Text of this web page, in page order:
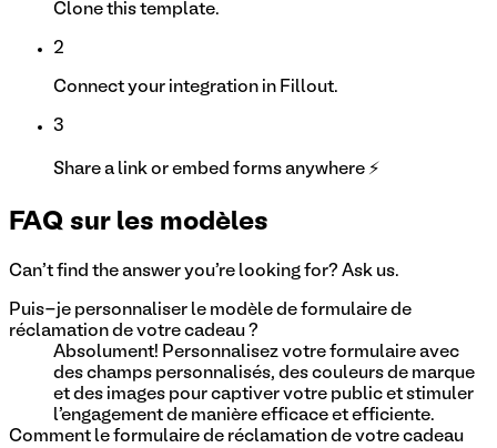
Clone this template.
2
Connect your integration in Fillout.
3
Share a link or embed forms anywhere ⚡
FAQ sur les modèles
Can't find the answer you're looking for? Ask us.
Puis-je personnaliser le modèle de formulaire de
réclamation de votre cadeau ?
Absolument! Personnalisez votre formulaire avec
des champs personnalisés, des couleurs de marque
et des images pour captiver votre public et stimuler
l'engagement de manière efficace et efficiente.
Comment le formulaire de réclamation de votre cadeau